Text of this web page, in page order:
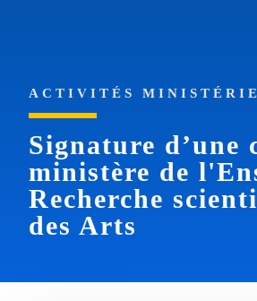
ACTIVITÉS
Signature
ministère de
Recherche
des Arts